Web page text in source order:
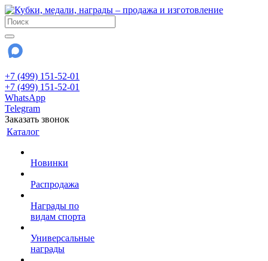
+7 (499) 151-52-01
+7 (499) 151-52-01
WhatsApp
Telegram
Заказать звонок
Каталог
Новинки
Распродажа
Награды по
видам спорта
Универсальные
награды